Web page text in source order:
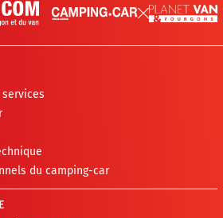
du camping-car